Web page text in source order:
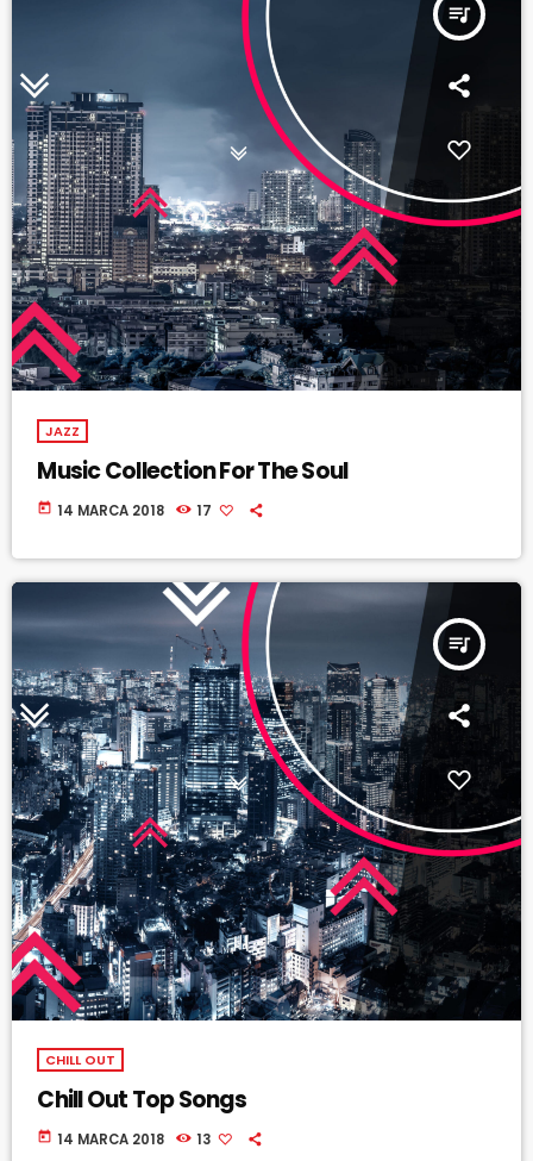
queue_music
JAZZ
Music Collection For The Soul
today 14 MARCA 2018 17
queue_music
CHILL OUT
Chill Out Top Songs
today 14 MARCA 2018 13